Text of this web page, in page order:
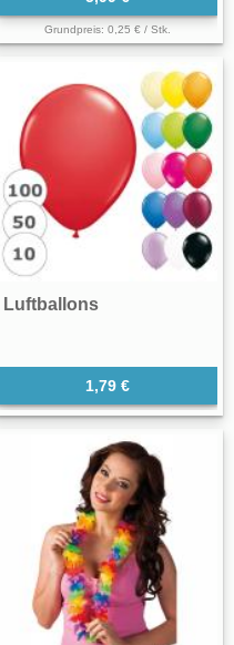
Grundpreis: 0,25 € / Stk.
Luftballons
1,79 €